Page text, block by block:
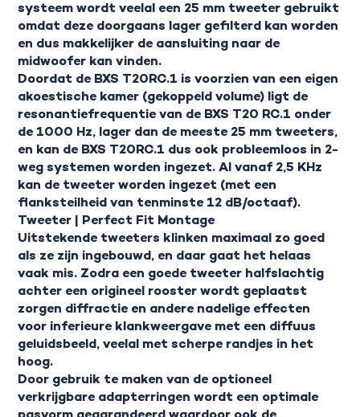
systeem wordt veelal een 25 mm tweeter gebruikt
omdat deze doorgaans lager gefilterd kan worden
en dus makkelijker de aansluiting naar de
midwoofer kan vinden.
Doordat de BXS T20RC.1 is voorzien van een eigen
akoestische kamer (gekoppeld volume) ligt de
resonantiefrequentie van de BXS T20 RC.1 onder
de 1000 Hz, lager dan de meeste 25 mm tweeters,
en kan de BXS T20RC.1 dus ook probleemloos in 2-
weg systemen worden ingezet. Al vanaf 2,5 KHz
kan de tweeter worden ingezet (met een
flanksteilheid van tenminste 12 dB/octaaf).
Tweeter | Perfect Fit Montage
Uitstekende tweeters klinken maximaal zo goed
als ze zijn ingebouwd, en daar gaat het helaas
vaak mis. Zodra een goede tweeter halfslachtig
achter een origineel rooster wordt geplaatst
zorgen diffractie en andere nadelige effecten
voor inferieure klankweergave met een diffuus
geluidsbeeld, veelal met scherpe randjes in het
hoog.
Door gebruik te maken van de optioneel
verkrijgbare adapterringen wordt een optimale